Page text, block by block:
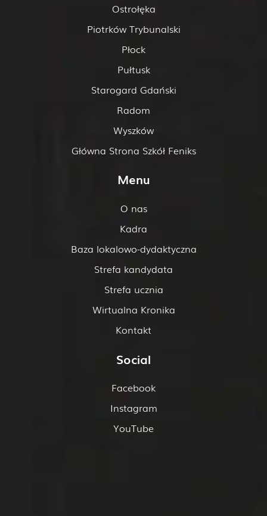
Ostrołęka
Piotrków Trybunalski
Płock
Pułtusk
Starogard Gdański
Radom
Wyszków
Główna Strona Szkół Feniks
Menu
O nas
Kadra
Baza lokalowo-dydaktyczna
Strefa kandydata
Strefa ucznia
Wirtualna Kronika
Kontakt
Social
Facebook
Instagram
YouTube